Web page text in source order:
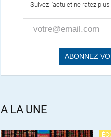
Suivez l'actu et ne ratez
A LA UNE